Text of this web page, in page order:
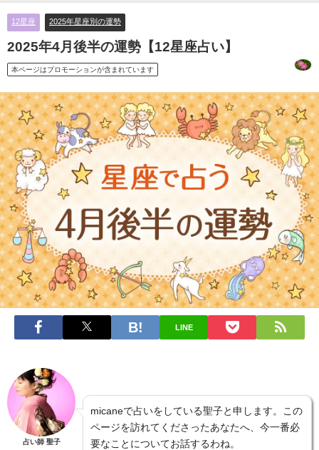
12星座 2025年星座別の運勢
2025年4月後半の運勢【12星座占い】
本ページはプロモーションが含まれています
LINE
占い師 聖子
micaneで占いをしている聖子と申します。この
ページを訪れてくださったあなたへ、今一番必
要なことについてお話するわね。